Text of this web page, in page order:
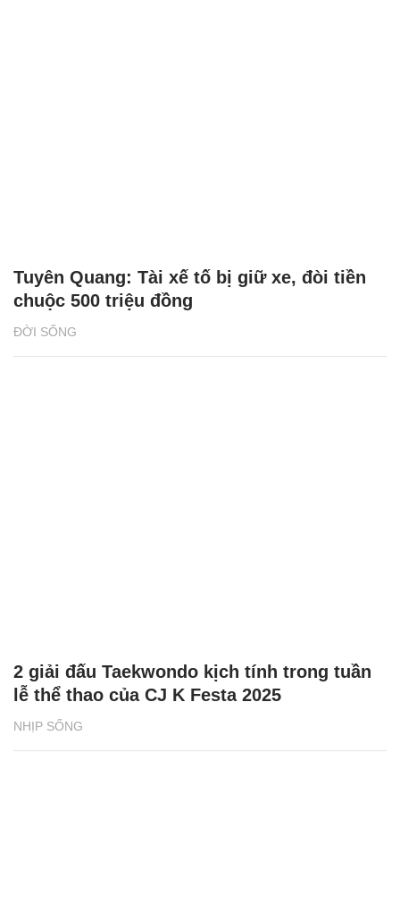
ĐỜI SỐNG
Tuyên Quang: Tài xế tố bị giữ xe, đòi tiền
chuộc 500 triệu đồng
NHỊP SỐNG
2 giải đấu Taekwondo kịch tính trong tuần
lễ thể thao của CJ K Festa 2025